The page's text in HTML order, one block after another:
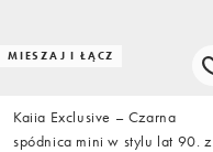
MIESZAJ I ŁĄCZ
Kaiia Exclusive – Czarna
spódnica mini w stylu lat 90. z